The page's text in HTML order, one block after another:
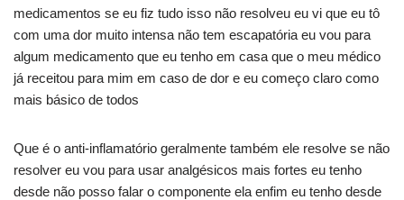
medicamentos se eu fiz tudo isso não resolveu eu vi que eu tô
com uma dor muito intensa não tem escapatória eu vou para
algum medicamento que eu tenho em casa que o meu médico
já receitou para mim em caso de dor e eu começo claro como
mais básico de todos
Que é o anti-inflamatório geralmente também ele resolve se não
resolver eu vou para usar analgésicos mais fortes eu tenho
desde não posso falar o componente ela enfim eu tenho desde